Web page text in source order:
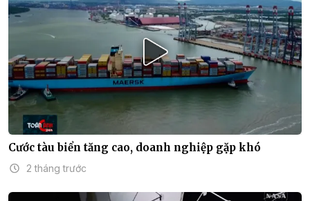
Cước tàu biển tăng cao, doanh nghiệp gặp khó
2 tháng trước